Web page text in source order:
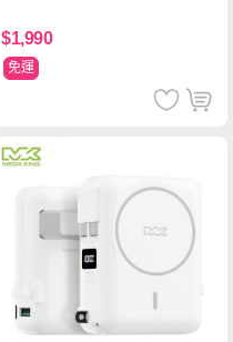
$1,990
免運